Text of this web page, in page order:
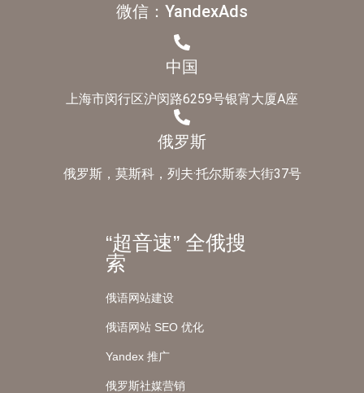
微信：YandexAds
中国
上海市闵行区沪闵路6259号银宵大厦A座
俄罗斯
俄罗斯，莫斯科，列夫·托尔斯泰大街37号
“超音速” 全俄搜
索
俄语网站建设
俄语网站 SEO 优化
Yandex 推广
俄罗斯社媒营销